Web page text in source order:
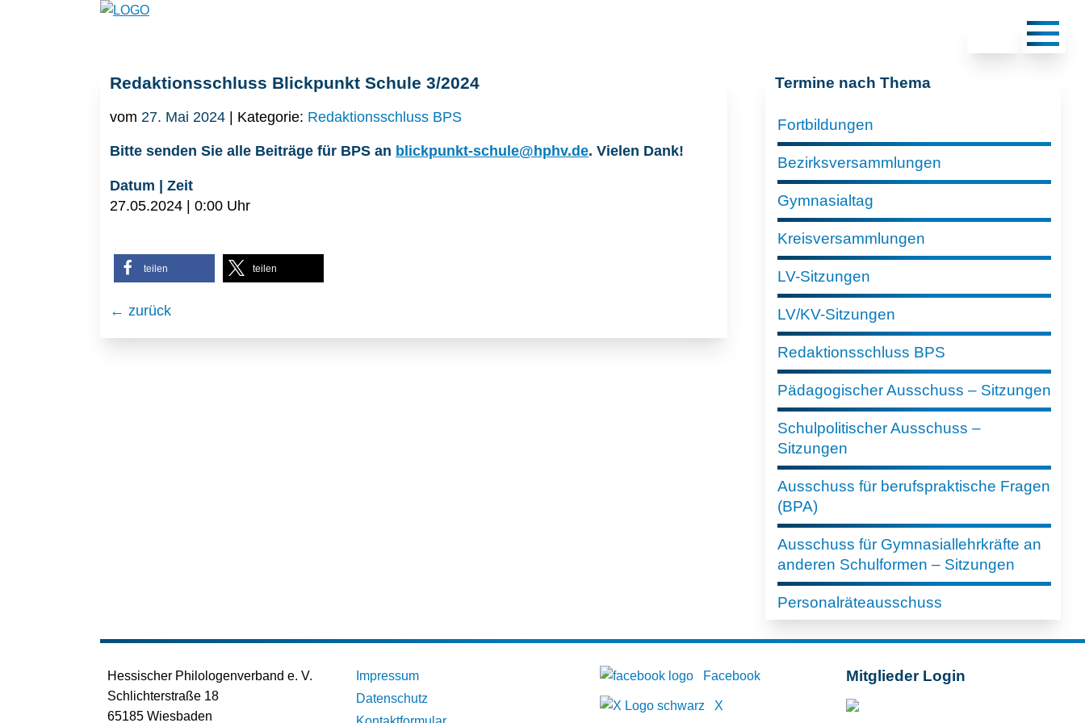
Redaktionsschluss Blickpunkt Schule 3/2024
vom 27. Mai 2024 | Kategorie: Redaktionsschluss BPS
Bitte senden Sie alle Beiträge für BPS an blickpunkt-schule@hphv.de. Vielen Dank!
Datum | Zeit
27.05.2024 | 0:00 Uhr
teilen teilen
← zurück
Termine nach Thema
Fortbildungen
Bezirksversammlungen
Gymnasialtag
Kreisversammlungen
LV-Sitzungen
LV/KV-Sitzungen
Redaktionsschluss BPS
Pädagogischer Ausschuss – Sitzungen
Schulpolitischer Ausschuss –
Sitzungen
Ausschuss für berufspraktische Fragen
(BPA)
Ausschuss für Gymnasiallehrkräfte an
anderen Schulformen – Sitzungen
Personalräteausschuss
Hessischer Philologenverband e. V.
Schlichterstraße 18
65185 Wiesbaden
Impressum
Datenschutz
Facebook
X
Mitglieder Login